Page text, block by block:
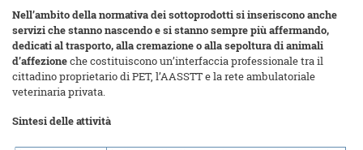
Nell’ambito della normativa dei sottoprodotti si inseriscono anche
servizi che stanno nascendo e si stanno sempre più affermando,
dedicati al trasporto, alla cremazione o alla sepoltura di animali
d’affezioneche costituiscono un’interfaccia professionale tra il
cittadino proprietario di PET, l’AASSTT e la rete ambulatoriale
veterinaria privata.
Sintesi delle attività